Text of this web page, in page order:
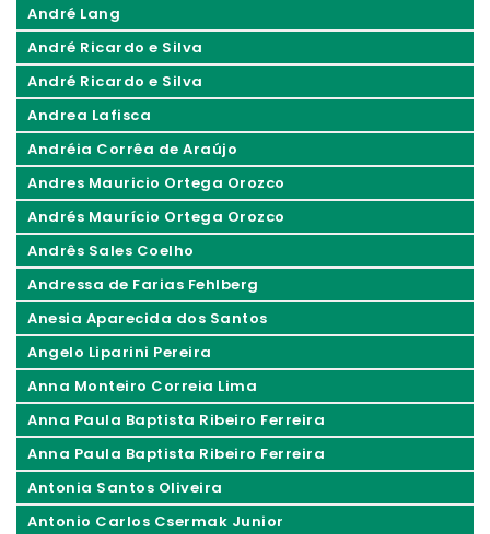
André Lang
André Ricardo e Silva
André Ricardo e Silva
Andrea Lafisca
Andréia Corrêa de Araújo
Andres Mauricio Ortega Orozco
Andrés Maurício Ortega Orozco
Andrês Sales Coelho
Andressa de Farias Fehlberg
Anesia Aparecida dos Santos
Angelo Liparini Pereira
Anna Monteiro Correia Lima
Anna Paula Baptista Ribeiro Ferreira
Anna Paula Baptista Ribeiro Ferreira
Antonia Santos Oliveira
Antonio Carlos Csermak Junior